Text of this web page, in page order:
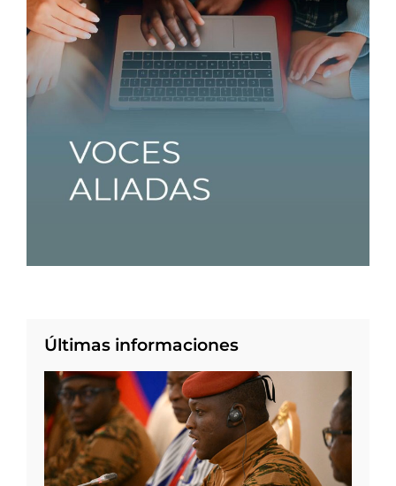
Últimas informaciones